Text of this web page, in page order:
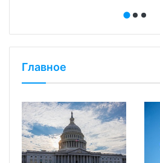
Главное